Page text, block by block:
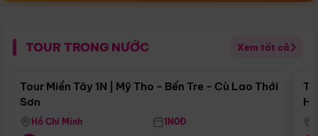
TOUR TRONG NƯỚC Xem tất cả
Điểm nổi bật
Tour Miền Tây 1N | Mỹ Tho - Bến Tre - Cù Lao Thới
Sơn
Hồ Chí Minh 1N0Đ